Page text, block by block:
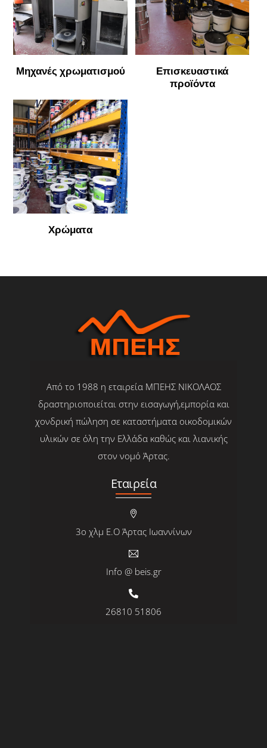
Μηχανές χρωματισμού
Επισκευαστικά
προϊόντα
Χρώματα
Από το 1988 η εταιρεία ΜΠΕΗΣ ΝΙΚΟΛΑΟΣ
δραστηριοποιείται στην εισαγωγή,εμπορία και
χονδρική πώληση σε καταστήματα οικοδομικών
υλικών σε όλη την Ελλάδα καθώς και λιανικής
στον νομό Άρτας.
Εταιρεία
3ο χλμ Ε.Ο Άρτας Ιωαννίνων
Info @ beis.gr
26810 51806